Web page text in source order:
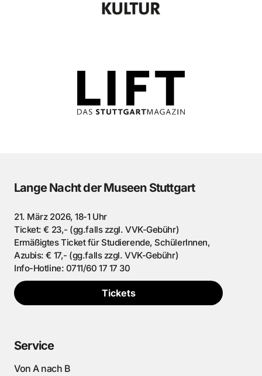
Lange Nacht der Museen Stuttgart
21. März 2026, 18-1 Uhr
Ticket: € 23,- (gg.falls zzgl. VVK-Gebühr)
Ermäßigtes Ticket für Studierende, SchülerInnen,
Azubis: € 17,- (gg.falls zzgl. VVK-Gebühr)
Info-Hotline: 0711/60 17 17 30
Tickets
Service
Von A nach B